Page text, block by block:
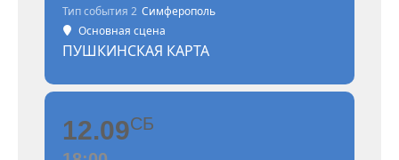
Тип события 2 Симферополь
Основная сцена
ПУШКИНСКАЯ КАРТА
12.09СБ